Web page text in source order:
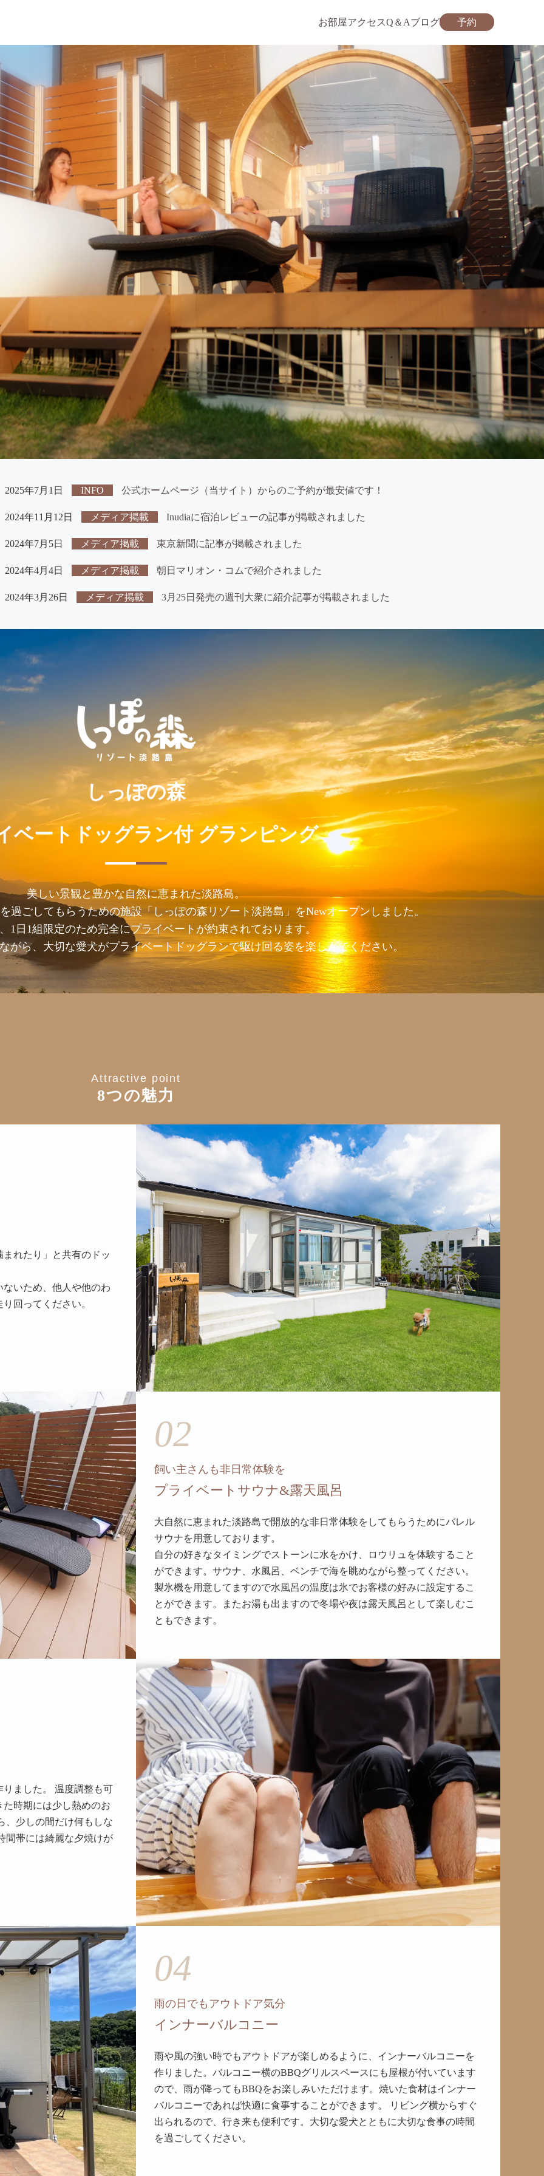
お部屋アクセスQ＆Aブログ 予約
2025年7月1日 INFO 公式ホームページ（当サイト）からのご予約が最安値です！
2024年11月12日 メディア掲載 Inudiaに宿泊レビューの記事が掲載されました
2024年7月5日 メディア掲載 東京新聞に記事が掲載されました
2024年4月4日 メディア掲載 朝日マリオン・コムで紹介されました
2024年3月26日 メディア掲載 3月25日発売の週刊大衆に紹介記事が掲載されました
しっぽの森
ベートドッグラン付グランピング
美しい景観と豊かな自然に恵まれた淡路島。
過ごしてもらうための施設「しっぽの森リゾート淡路島」をNewオープンしました。
1日1組限定のため完全にプライベートが約束されております。
がら、大切な愛犬がプライベートドッグランで駆け回る姿を楽しんでください。
Attractive point
8つの魅力
れたり」と共有のドッ
いため、他人や他のわ
回ってください。
02
飼い主さんも非日常体験を
プライベートサウナ&露天風呂
大自然に恵まれた淡路島で開放的な非日常体験をしてもらうためにバレル
サウナを用意しております。
自分の好きなタイミングでストーンに水をかけ、ロウリュを体験すること
ができます。サウナ、水風呂、ベンチで海を眺めながら整ってください。
製氷機を用意してますので水風呂の温度は氷でお客様の好みに設定するこ
とができます。またお湯も出ますので冬場や夜は露天風呂として楽しむこ
ともできます。
ました。 温度調整も可
時期には少し熱めのお
、少しの間だけ何もしな
間帯には綺麗な夕焼けが
04
雨の日でもアウトドア気分
インナーバルコニー
雨や風の強い時でもアウトドアが楽しめるように、インナーバルコニーを
作りました。バルコニー横のBBQグリルスペースにも屋根が付いています
ので、雨が降ってもBBQをお楽しみいただけます。焼いた食材はインナー
バルコニーであれば快適に食事することができます。 リビング横からすぐ
出られるので、行き来も便利です。大切な愛犬とともに大切な食事の時間
を過ごしてください。